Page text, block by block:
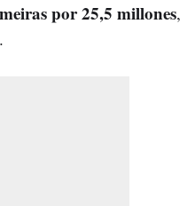
por 25,5 millones,
.